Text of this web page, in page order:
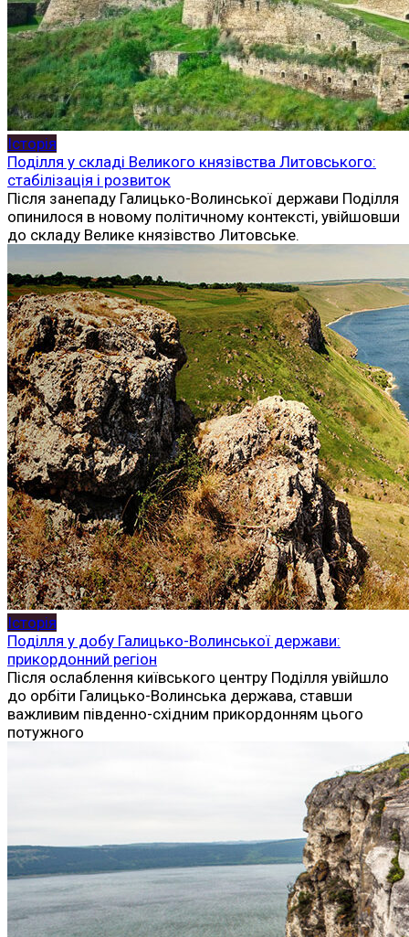
Історія
Поділля у складі Великого князівства Литовського:
стабілізація і розвиток
Після занепаду Галицько-Волинської держави Поділля
опинилося в новому політичному контексті, увійшовши
до складу Велике князівство Литовське.
Історія
Поділля у добу Галицько-Волинської держави:
прикордонний регіон
Після ослаблення київського центру Поділля увійшло
до орбіти Галицько-Волинська держава, ставши
важливим південно-східним прикордонням цього
потужного